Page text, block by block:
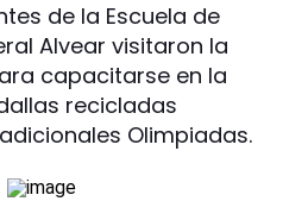
de la Escuela de
Alvear visitaron la
capacitarse en la
recicladas
Olimpiadas.